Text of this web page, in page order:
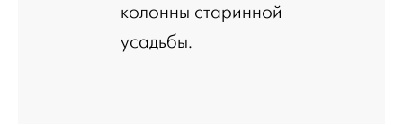
колонны старинной
усадьбы.